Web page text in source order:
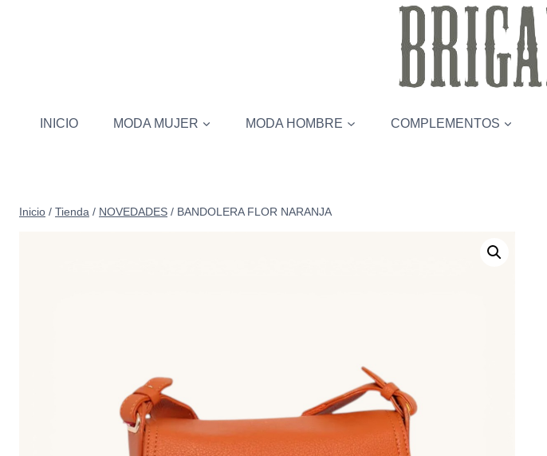
INICIO MODA MUJER MODA HOMBRE COMPLEMENTOS
Inicio / Tienda / NOVEDADES / BANDOLERA FLOR NARANJA